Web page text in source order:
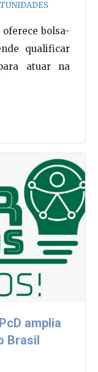
bolsa-
qualificar
atuar na
amplia
Brasil